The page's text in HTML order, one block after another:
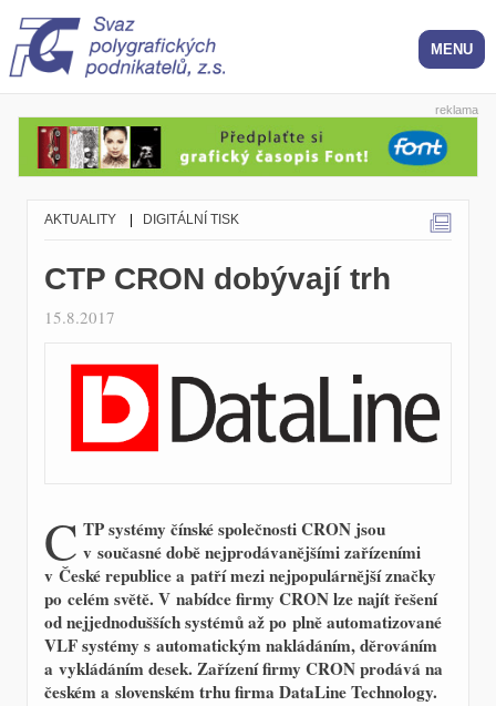
reklama
AKTUALITY DIGITÁLNÍ TISK
CTP CRON dobývají trh
15.8.2017
C TP systémy čínské společnosti CRON jsou
v současné době nejprodávanějšími zařízeními
v České republice a patří mezi nejpopulárnější značky
po celém světě. V nabídce firmy CRON lze najít řešení
od nejjednodušších systémů až po plně automatizované
VLF systémy s automatickým nakládáním, děrováním
a vykládáním desek. Zařízení firmy CRON prodává na
českém a slovenském trhu firma DataLine Technology.